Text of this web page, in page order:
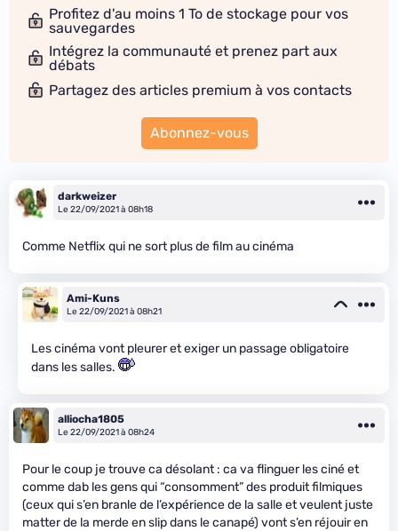
Profitez d'au moins 1 To de stockage pour vos
sauvegardes
Intégrez la communauté et prenez part aux
débats
Partagez des articles premium à vos contacts
Abonnez-vous
darkweizer
Le 22/09/2021 à 08h18
Comme Netflix qui ne sort plus de film au cinéma
Ami-Kuns
Le 22/09/2021 à 08h21
Les cinéma vont pleurer et exiger un passage obligatoire
dans les salles.
alliocha1805
Le 22/09/2021 à 08h24
Pour le coup je trouve ca désolant : ca va flinguer les ciné et
comme dab les gens qui “consomment” des produit filmiques
(ceux qui s’en branle de l’expérience de la salle et veulent juste
matter de la merde en slip dans le canapé) vont s’en réjouir en